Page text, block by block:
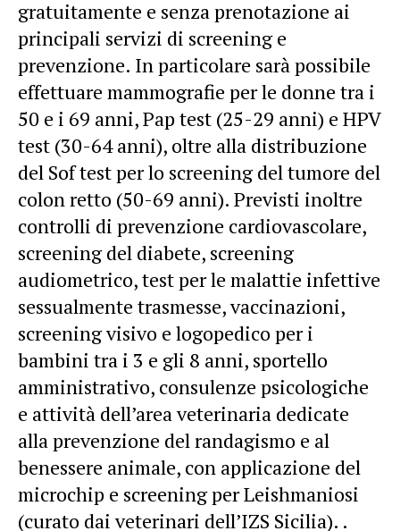
gratuitamente e senza prenotazione ai
principali servizi di screening e
prevenzione. In particolare sarà possibile
effettuare mammografie per le donne tra i
50 e i 69 anni, Pap test (25-29 anni) e HPV
test (30-64 anni), oltre alla distribuzione
del Sof test per lo screening del tumore del
colon retto (50-69 anni). Previsti inoltre
controlli di prevenzione cardiovascolare,
screening del diabete, screening
audiometrico, test per le malattie infettive
sessualmente trasmesse, vaccinazioni,
screening visivo e logopedico per i
bambini tra i 3 e gli 8 anni, sportello
amministrativo, consulenze psicologiche
e attività dell’area veterinaria dedicate
alla prevenzione del randagismo e al
benessere animale, con applicazione del
microchip e screening per Leishmaniosi
(curato dai veterinari dell’IZS Sicilia). .